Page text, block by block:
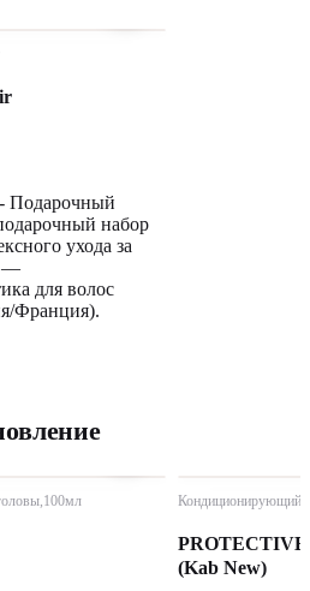
Подарочный
набор
ухода за
—
для волос
Франция).
Кондиционирующий
(Kab New)